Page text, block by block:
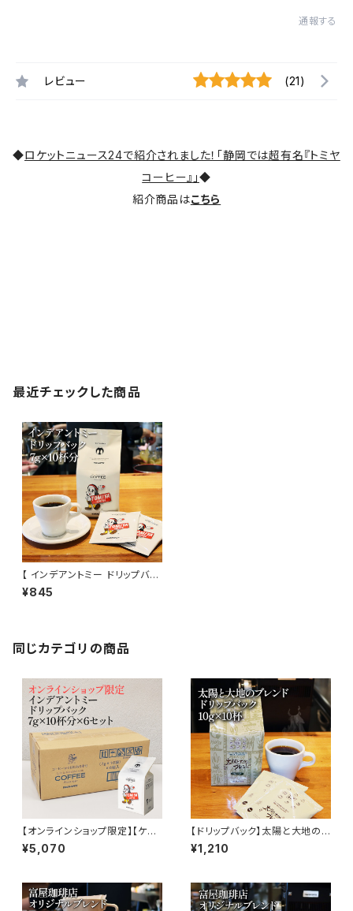
通報する
レビュー (21)
◆ロケットニュース24で紹介されました！「静岡では超有名『トミヤ
コーヒー』」◆
紹介商品はこちら
最近チェックした商品
【 インデアントミー ドリップバッ
ク】 7g×10杯分 トミヤコーヒー
ドリップ 酸味 インディアントミ
¥845
同じカテゴリの商品
【オンラインショップ限定】【ケー
ス販売】インデアントミー ドリッ
プバック 7g×10杯分×6セット 6
トロ
¥5,070
【ドリップバック】太陽と大地のブ
レンド 10g × 10杯 メキシコ 中
米産 ドリップ 簡単 富屋珈琲店
¥1,210